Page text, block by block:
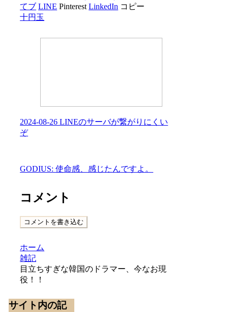
てブ LINE Pinterest LinkedIn コピー
十円玉
2024-08-26 LINEのサーバが繋がりにくい
ぞ
GODIUS: 使命感、感じたんですよ。
コメント
コメントを書き込む
ホーム
雑記
目立ちすぎな韓国のドラマー、今なお現
役！！
サイト内の記